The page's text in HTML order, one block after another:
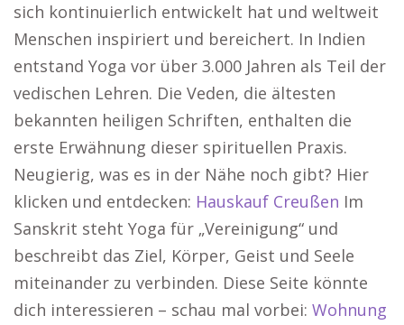
sich kontinuierlich entwickelt hat und weltweit
Menschen inspiriert und bereichert. In Indien
entstand Yoga vor über 3.000 Jahren als Teil der
vedischen Lehren. Die Veden, die ältesten
bekannten heiligen Schriften, enthalten die
erste Erwähnung dieser spirituellen Praxis.
Neugierig, was es in der Nähe noch gibt? Hier
klicken und entdecken: Hauskauf Creußen Im
Sanskrit steht Yoga für „Vereinigung“ und
beschreibt das Ziel, Körper, Geist und Seele
miteinander zu verbinden. Diese Seite könnte
dich interessieren – schau mal vorbei: Wohnung